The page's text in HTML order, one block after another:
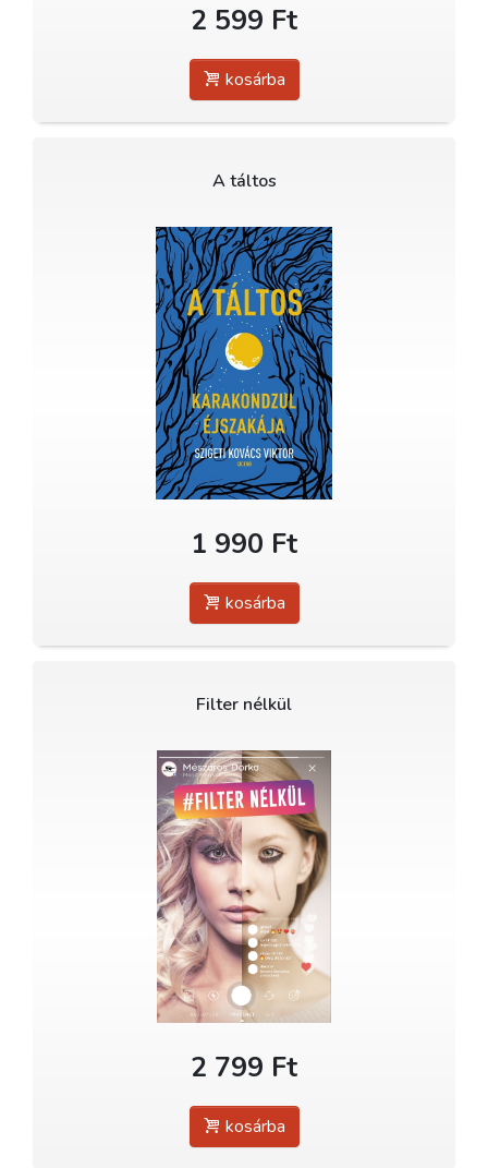
2 599 Ft
kosárba
A táltos
1 990 Ft
kosárba
Filter nélkül
2 799 Ft
kosárba